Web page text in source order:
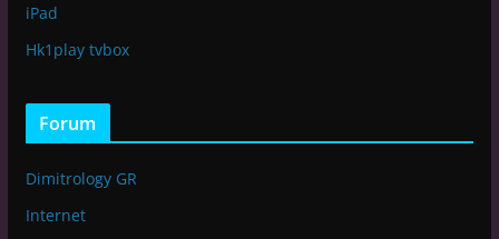
iPad
Hk1play tvbox
Forum
Dimitrology GR
Internet